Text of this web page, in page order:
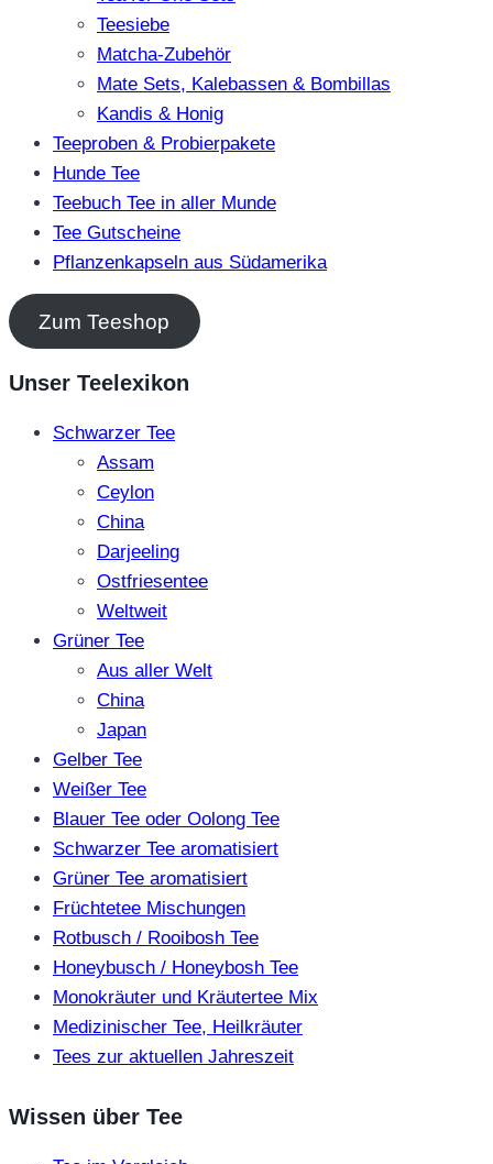
Teesiebe
Matcha-Zubehör
Mate Sets, Kalebassen & Bombillas
Kandis & Honig
Teeproben & Probierpakete
Hunde Tee
Teebuch Tee in aller Munde
Tee Gutscheine
Pflanzenkapseln aus Südamerika
Zum Teeshop
Unser Teelexikon
Schwarzer Tee
Assam
Ceylon
China
Darjeeling
Ostfriesentee
Weltweit
Grüner Tee
Aus aller Welt
China
Japan
Gelber Tee
Weißer Tee
Blauer Tee oder Oolong Tee
Schwarzer Tee aromatisiert
Grüner Tee aromatisiert
Früchtetee Mischungen
Rotbusch / Rooibosh Tee
Honeybusch / Honeybosh Tee
Monokräuter und Kräutertee Mix
Medizinischer Tee, Heilkräuter
Tees zur aktuellen Jahreszeit
Wissen über Tee